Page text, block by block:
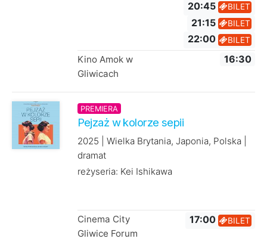
20:45 BILET
21:15 BILET
22:00 BILET
Kino Amok w
Gliwicach
16:30
PREMIERA
Pejzaż w kolorze sepii
2025 | Wielka Brytania, Japonia, Polska |
dramat
reżyseria: Kei Ishikawa
Cinema City
Gliwice Forum
17:00 BILET